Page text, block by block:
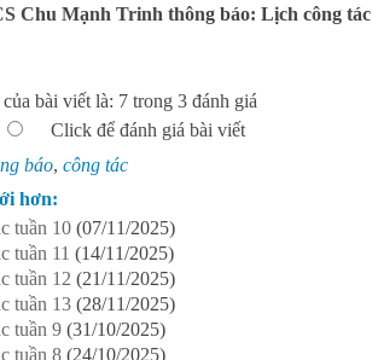
Chu Mạnh Trinh thông báo: Lịch công tác
bài viết là: 7 trong 3 đánh giá
Click để đánh giá bài viết
báo, công tác
hơn:
tuần 10 (07/11/2025)
tuần 11 (14/11/2025)
tuần 12 (21/11/2025)
tuần 13 (28/11/2025)
tuần 9 (31/10/2025)
tuần 8 (24/10/2025)